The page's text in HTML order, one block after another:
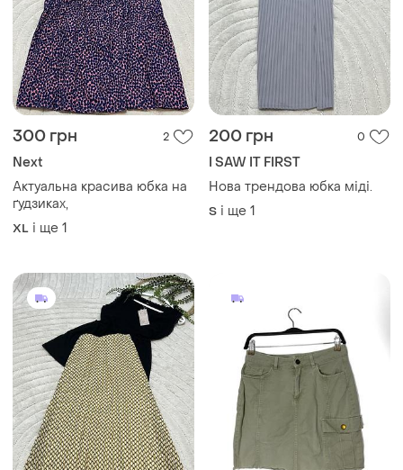
300 грн 2
Next
Актуальна красива юбка на
ґудзиках,
XL і ще 1
200 грн 0
I SAW IT FIRST
Нова трендова юбка міді.
S і ще 1